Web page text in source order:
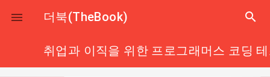
close
 더북(TheBook) search
취업과 이직을 위한 프로그래머스 코딩